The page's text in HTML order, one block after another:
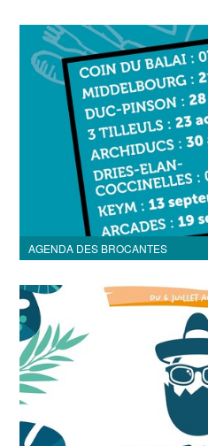
AGENDA DES BROCANTES